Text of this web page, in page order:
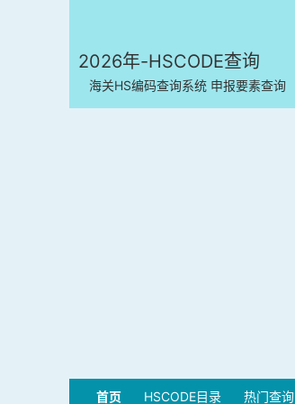
2026年-HSCODE查询
海关HS编码查询系统 申报要素查询
首页 HSCODE目录 热门查询